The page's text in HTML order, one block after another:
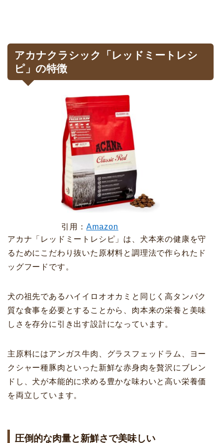
アカナクラシック「レッドミートレシ
ピ」の特徴
引用： Amazon
アカナ「レッドミートレシピ」は、犬本来の健康を守
るためにこだわり抜いた原材料と調理法で作られたド
ッグフードです。
犬の祖先であるハイイロオオカミと同じく高タンパク
質な食事を必要とすることから、肉本来の栄養と美味
しさを存分に引き出す設計になっています。
主原料にはアンガス牛肉、グラスフェッドラム、ヨー
クシャー種豚肉といった新鮮な赤身肉を贅沢にブレン
ドし、犬が本能的に求める豊かな味わいと高い栄養価
を両立しています。
圧倒的な肉量と新鮮さで美味しい